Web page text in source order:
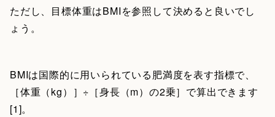
ただし、目標体重はBMIを参照して決めると良いでし
ょう。
BMIは国際的に用いられている肥満度を表す指標で、
［体重（kg）］÷［身長（m）の2乗］で算出できます
[1]。